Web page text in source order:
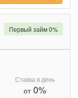
Ставка в день
от0%
Первый займ 0%